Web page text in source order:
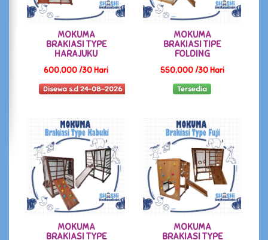
MOKUMA
BRAKIASI TYPE
HARAJUKU
600,000 /30 Hari
Disewa s.d 24-08-2026
MOKUMA
BRAKIASI TIPE
FOLDING
550,000 /30 Hari
Tersedia
MOKUMA
BRAKIASI TYPE
MOKUMA
BRAKIASI TYPE